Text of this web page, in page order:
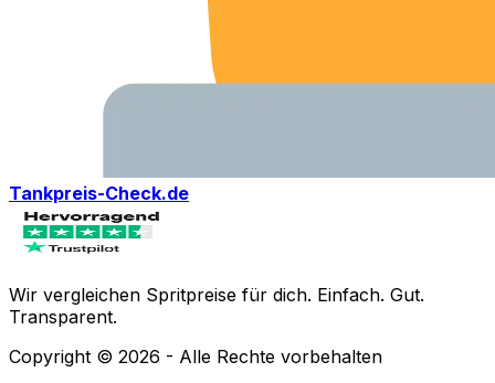
Tankpreis-Check.de
Wir vergleichen Spritpreise für dich. Einfach. Gut.
Transparent.
Copyright © 2026 - Alle Rechte vorbehalten